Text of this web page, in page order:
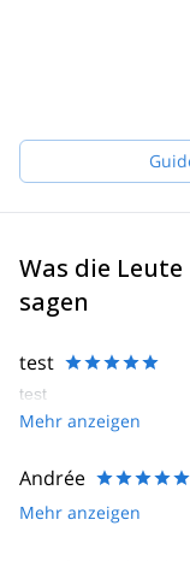
Was die
sagen
test
test
Mehr anzeigen
Andrée
Mehr anzeigen